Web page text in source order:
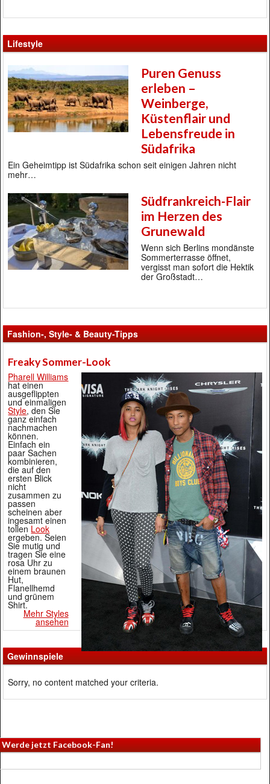
Lifestyle
Puren Genuss
erleben –
Weinberge,
Küstenflair und
Lebensfreude in
Südafrika
Ein Geheimtipp ist Südafrika schon seit einigen Jahren nicht
mehr…
Südfrankreich-Flair
im Herzen des
Grunewald
Wenn sich Berlins mondänste
Sommerterrasse öffnet,
vergisst man sofort die Hektik
der Großstadt…
Fashion-, Style- & Beauty-Tipps
Freaky Sommer-Look
Pharell Williams
hat einen
ausgeflippten
und einmaligen
Style, den Sie
ganz einfach
nachmachen
können.
Einfach ein
paar Sachen
kombinieren,
die auf den
ersten Blick
nicht
zusammen zu
passen
scheinen aber
ingesamt einen
tollen Look
ergeben. Seien
Sie mutig und
tragen Sie eine
rosa Uhr zu
einem braunen
Hut,
Flanellhemd
und grünem
Shirt.
Mehr Styles
ansehen
Gewinnspiele
Sorry, no content matched your criteria.
Werde jetzt Facebook-Fan!